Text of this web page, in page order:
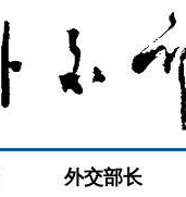
外交部长